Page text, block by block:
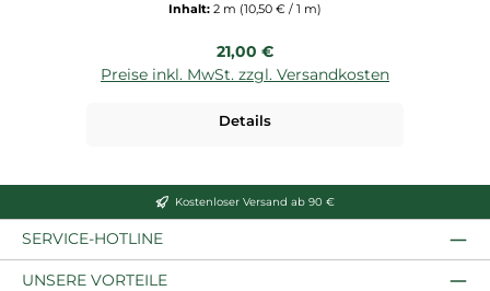
Inhalt: 2 m (10,50 € / 1 m)
Regulärer Preis:
21,00 €
Preise inkl. MwSt. zzgl. Versandkosten
Details
Kostenloser Versand ab 90 €
SERVICE-HOTLINE
UNSERE VORTEILE